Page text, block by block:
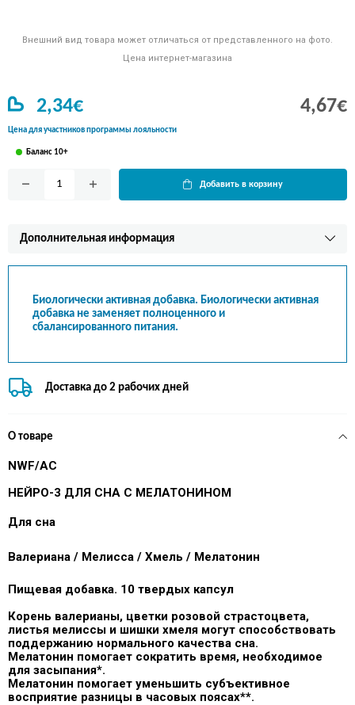
Внешний вид товара может отличаться от представленного на фото.
Цена интернет-магазина
2,34€
Цена для участников программы лояльности
4,67€
Баланс 10+
Добавить в корзину
Дополнительная информация
Биологически активная добавка. Биологически активная
добавка не заменяет полноценного и
сбалансированного питания.
Доставка до 2 рабочих дней
О товаре
NWF/AC
НЕЙРО-3 ДЛЯ СНА С МЕЛАТОНИНОМ
Для сна
Валериана / Мелисса / Хмель / Мелатонин
Пищевая добавка. 10 твердых капсул
Корень валерианы, цветки розовой страстоцвета,
листья мелиссы и шишки хмеля могут способствовать
поддержанию нормального качества сна.
Мелатонин помогает сократить время, необходимое
для засыпания*.
Мелатонин помогает уменьшить субъективное
восприятие разницы в часовых поясах**.